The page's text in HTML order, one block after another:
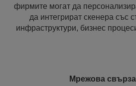
фирмите могат да
да интегрират скенера със
инфраструктури, бизнес
Мрежова